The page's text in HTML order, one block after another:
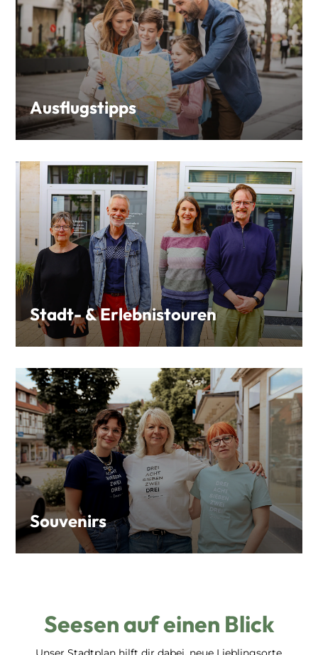
Ausflugstipps
Stadt- & Erlebnistouren
Souvenirs
Seesen auf einen Blick